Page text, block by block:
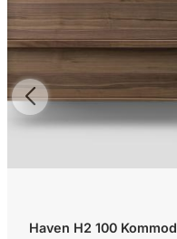
Haven H2 100 Kommod